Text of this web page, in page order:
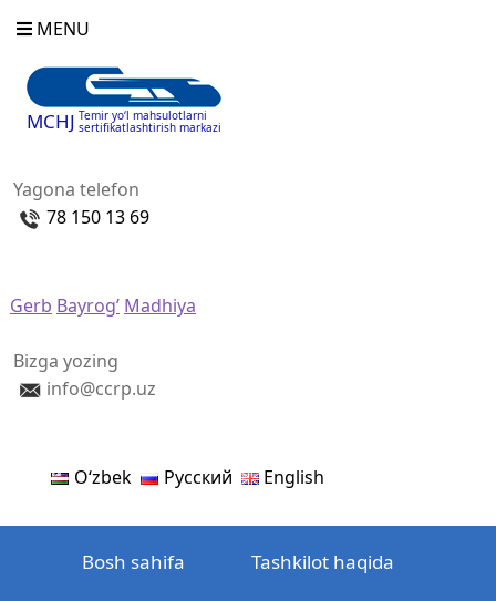
MENU
MCHJ Temir yo‘l mahsulotlarni
sertifikatlashtirish markazi
Yagona telefon
78 150 13 69
Gerb Bayrog’ Madhiya
Bizga yozing
info@ccrp.uz
Oʻzbek Русский English
Bosh sahifa Tashkilot haqida